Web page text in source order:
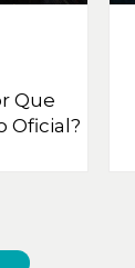
Que
Oficial?